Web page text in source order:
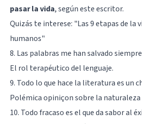
pasar la vida, según este escritor.
Quizás te interese: "Las 9 etapas de la
humanos"
8. Las palabras me han salvado
El rol terapéutico del lenguaje.
9. Todo lo que hace la literatura es un
Polémica opiniçon sobre la
10. Todo fracaso es el que da sabor al